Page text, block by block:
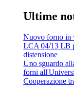
Ultime
Nuovo forno in
LCA 04/13 LB
distensione
Uno sguardo
forni
Cooperazione